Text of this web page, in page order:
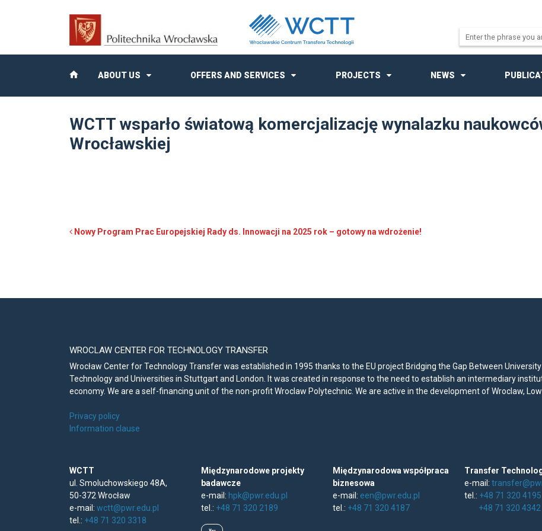
ABOUT US OFFERS AND SERVICES PROJECTS NEWS
WCTT wsparło światową komercjalizację wynalazku
Wrocławskiej
Post navigation
Nowy Program Prac Europejskiej Rady ds. Innowacji na 2025 rok – gotowy na wdrożenie!
WROCLAW CENTER FOR TECHNOLOGY TRANSFER
Wrocław Center for Technology Transfer was established in 1995 thanks to the EU project Bridging the Gap Between
Technology and Universities in Stuttgart and London. It was created in response to the need to establish an intermediary
economy. We are a self-financing unit of the non-profit Wroclaw Polytechnic. We are active in the development of Wroclaw,
Privacy policy
Information clause
WCTT
ul. Smoluchowskiego 48A,
50-372 Wrocław
e-mail: wctt@pwr.edu.pl
tel.: +48 71 320 3318
Międzynarodowe projekty
badawcze
e-mail: hpk@pwr.edu.pl
tel.: +48 71 320 2189
Międzynarodowa współpraca
biznesowa
e-mail: een@pwr.edu.pl
tel.: +48 71 320 4187
Transfer
e-mail:
tel.: +48 71 320 4195
+48 71 320 4342